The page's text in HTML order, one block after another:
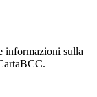
informazioni sulla